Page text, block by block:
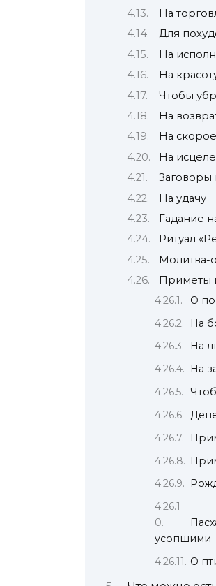
На
Для
На
На
Чтобы
На
На
На
Заговоры
На удачу
Гадание
Ритуал
Молитва-
Приметы
О
На
На
На
усопшими
О